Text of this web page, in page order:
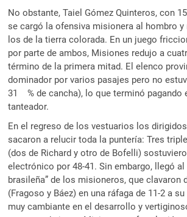
No obstante, Taiel Gómez Quinteros, con
se cargó la ofensiva misionera al hombro
los de la tierra colorada. En un juego
por parte de ambos, Misiones redujo a
término de la primera mitad. El elenco
dominador por varios pasajes pero no
31 % de cancha), lo que terminó pagando
tanteador.
En el regreso de los vestuarios los
sacaron a relucir toda la puntería: Tres
(dos de Richard y otro de Bofelli)
electrónico por 48-41. Sin embargo, llegó
brasileña” de los misioneros, que clavaron
(Fragoso y Báez) en una ráfaga de 11-2 a
muy cambiante en el desarrollo y